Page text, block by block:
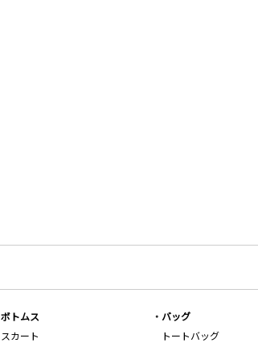
ボトムス
スカート
バッグ
トートバッグ